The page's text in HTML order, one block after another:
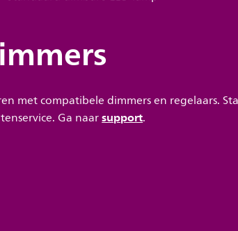
met compatibele dimmers en regelaars.
Ga naarsupport.